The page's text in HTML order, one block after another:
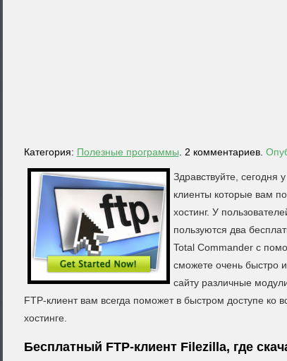
Категория: Полезные программы . 2 комментариев.
Здравствуйте, сегодня
клиенты которые вам
хостинг. У
пользуются два
Total Commander с
сможете очень быстро
сайту различные
FTP-клиент вам всегда поможет в быстром доступе
хостинге.
Бесплатный FTP-клиент Filezilla, где